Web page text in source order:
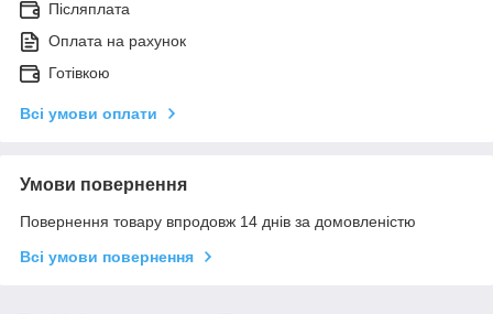
Післяплата
Оплата на рахунок
Готівкою
Всі умови оплати
Умови повернення
Повернення товару впродовж 14 днів за домовленістю
Всі умови повернення